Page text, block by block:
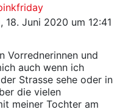
18. Juni 2020 um 12:41
Vorrednerinnen und
auch wenn ich
Strasse sehe oder in
die vielen
meiner Tochter am